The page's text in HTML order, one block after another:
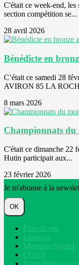
C'était ce week-end,
section compétition se...
28 avril 2026
Bénédicte en
C’était ce samedi 28
AVIRON 85 LA
8 mars 2026
Championnats du
C'était ce dimanche 22
Hutin participait aux...
23 février 2026
Je m'abonne à la
OK
Plan du site
Licences
Mentions légales
CGUV
Paramétrer vos